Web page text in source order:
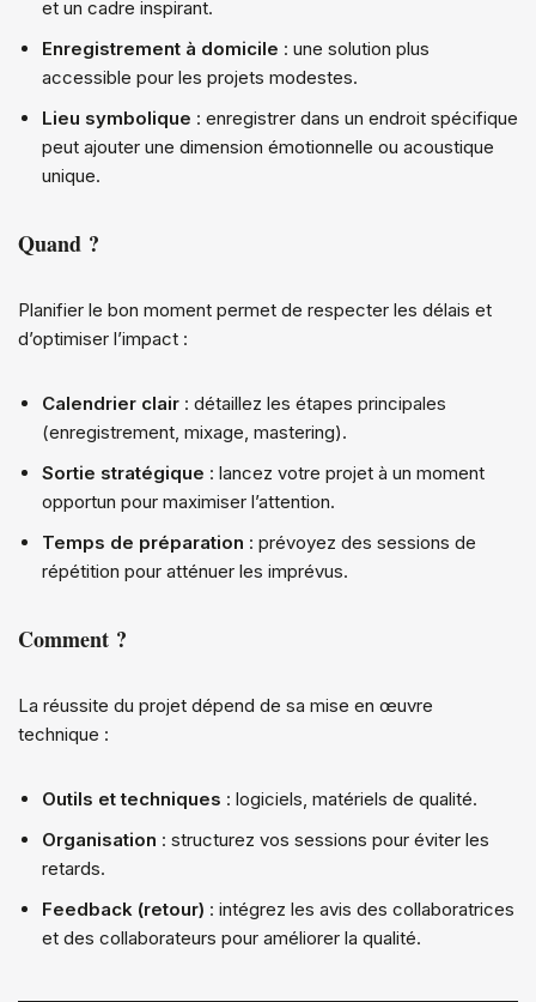
et un cadre inspirant.
Enregistrement à domicile : une solution plus
accessible pour les projets modestes.
Lieu symbolique : enregistrer dans un endroit spécifique
peut ajouter une dimension émotionnelle ou acoustique
unique.
Quand ?
Planifier le bon moment permet de respecter les délais et
d’optimiser l’impact :
Calendrier clair : détaillez les étapes principales
(enregistrement, mixage, mastering).
Sortie stratégique : lancez votre projet à un moment
opportun pour maximiser l’attention.
Temps de préparation : prévoyez des sessions de
répétition pour atténuer les imprévus.
Comment ?
La réussite du projet dépend de sa mise en œuvre
technique :
Outils et techniques : logiciels, matériels de qualité.
Organisation : structurez vos sessions pour éviter les
retards.
Feedback (retour) : intégrez les avis des collaboratrices
et des collaborateurs pour améliorer la qualité.